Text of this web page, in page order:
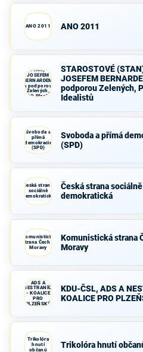
ANO 2011 ANO 2011
(STAN) s
JOSEFEM
BERNARDEM
a podporou
Zelených,
PRO Plzeň a
STAROSTOVÉ
JOSEFEM
podporou Zelených,
Idealistů
Svoboda a
přímá
demokracie
(SPD)
Svoboda a přímá
(SPD)
Česká strana
sociálně
demokratická
Česká strana sociálně
demokratická
Komunistická
strana Čech a
Moravy
Komunistická strana
Moravy
ADS A
NESTRANÍCI
- KOALICE
PRO
PLZEŇSKÝ
KRAJ
KDU-ČSL, ADS A
KOALICE PRO
Trikolóra
hnutí
občanů
Trikolóra hnutí